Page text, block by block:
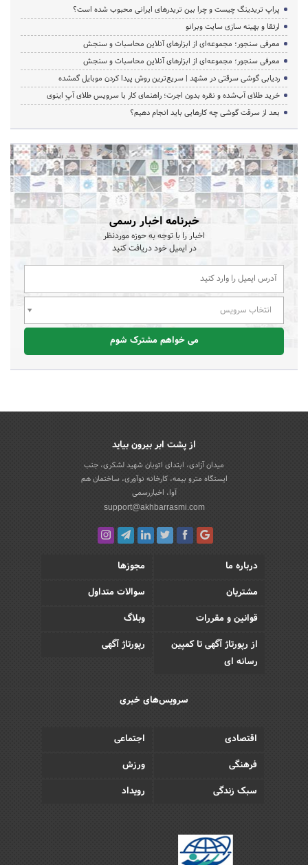
پراپ تریدینگ چیست و چرا بین تریدرهای ایرانی محبوب شده است؟
ارتقا و بهینه سازی سایت وبرانو
معرفی سنجور؛ مجموعه‌ای از ابزارهای آنلاین محاسبات و سنجش
معرفی سنجور؛ مجموعه‌ای از ابزارهای آنلاین محاسبات و سنجش
ردیابی گوشی سرقتی در مشهد | سریع‌ترین روش پیدا کردن موبایل گمشده
خرید طلای آب‌شده و نقره بدون اجرت؛ راهنمای کار با سرویس طلای آپِ اینوی
بعد از سرقت گوشی چه کارهایی باید انجام دهیم؟
خبرنامه اخبار رسمی
اخبار را با توجه به حوزه موردنظر
در ایمیل خود دریافت کنید
انتخاب سرویس
می خواهم مشترک شوم
از پشت ابر بیرون بیاید
میدان آزادی، ابتدای اتوبان شهید لشکری، جنب
ایستگاه مترو بیمه، کارخانه نوآوری، ساختمان هم
آوا، اخباررسمی
support@akhbarrasmi.com
درباره ما
مجوزها
مشتریان
سوالات متداول
قوانین و مقررات
وبلاگ
از رپورتاژ آگهی تا کمپین
رسانه ای
رپورتاژ آگهی
سرویس‌های خبری
اقتصادی
اجتماعی
فرهنگی
ورزش
سبک زندگی
رویداد